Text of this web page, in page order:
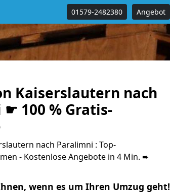
01579-2482380 Angebot
Kaiserslautern nach
100 % Gratis-
nach Paralimni : Top-
- Kostenlose Angebote in 4 Min. ➨
wenn es um Ihren Umzug geht!